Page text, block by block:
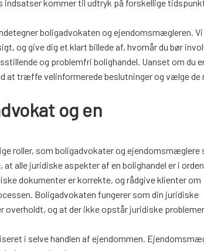
indsatser kommer til udtryk på forskellige
boligadvokaten og ejendomsmægleren.
og give dig et klart billede af, hvornår du bør
og problemfri bolighandel. Uanset om du
at træffe velinformerede beslutninger og vælge de
og en
roller, som boligadvokater og ejendomsmæglere
alle juridiske aspekter af en bolighandel er i
dokumenter er korrekte, og rådgive klienter om
Boligadvokaten fungerer som din juridiske
og at der ikke opstår juridiske
i selve handlen af ejendommen.